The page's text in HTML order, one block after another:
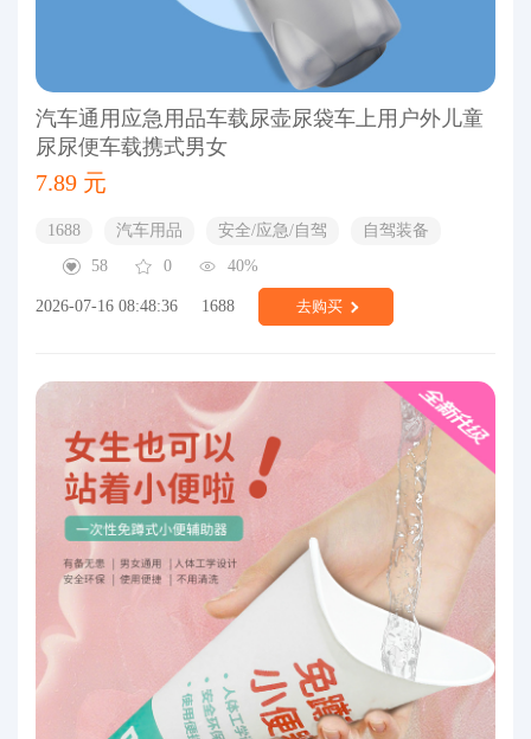
汽车通用应急用品车载尿壶尿袋车上用户外儿童
尿尿便车载携式男女
7.89 元
1688 汽车用品 安全/应急/自驾
自驾装备
58
0 40%
2026-07-16 08:48:36 1688 去购买